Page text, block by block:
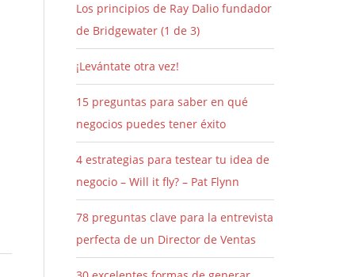
Los principios de Ray Dalio fundador
de Bridgewater (1 de 3)
¡Levántate otra vez!
15 preguntas para saber en qué
negocios puedes tener éxito
4 estrategias para testear tu idea de
negocio – Will it fly? – Pat Flynn
78 preguntas clave para la entrevista
perfecta de un Director de Ventas